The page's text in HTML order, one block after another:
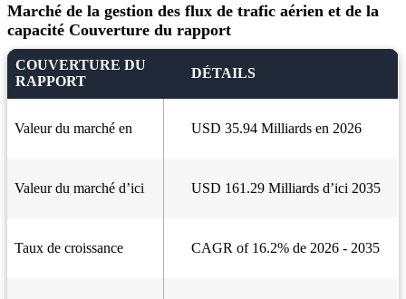
Marché de la gestion des flux de trafic aérien et de la
capacité Couverture du rapport
COUVERTURE DU
RAPPORT
DÉTAILS
Valeur du marché en USD 35.94 Milliards en 2026
Valeur du marché d’ici USD 161.29 Milliards d’ici 2035
Taux de croissance CAGR of 16.2% de 2026 - 2035